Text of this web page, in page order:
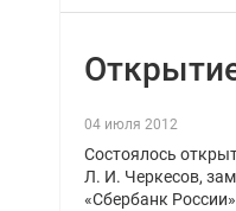
04 июля 2012
Состоялось
Л. И. Черкесов,
«Сбербанк